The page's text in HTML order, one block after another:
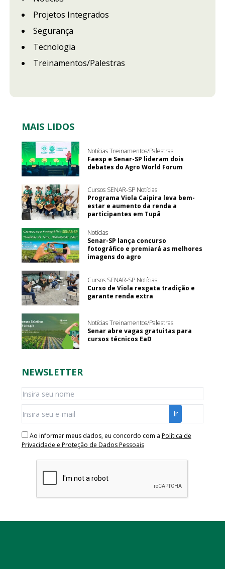
Projetos Integrados
Segurança
Tecnologia
Treinamentos/Palestras
MAIS LIDOS
Notícias Treinamentos/Palestras
Faesp e Senar-SP lideram dois
debates do Agro World Forum
Cursos SENAR-SP Notícias
Programa Viola Caipira leva bem-
estar e aumento da renda a
participantes em Tupã
Notícias
Senar-SP lança concurso
fotográfico e premiará as melhores
imagens do agro
Cursos SENAR-SP Notícias
Curso de Viola resgata tradição e
garante renda extra
Notícias Treinamentos/Palestras
Senar abre vagas gratuitas para
cursos técnicos EaD
NEWSLETTER
Ao informar meus dados, eu concordo com a Política de
Privacidade e Proteção de Dados Pessoais